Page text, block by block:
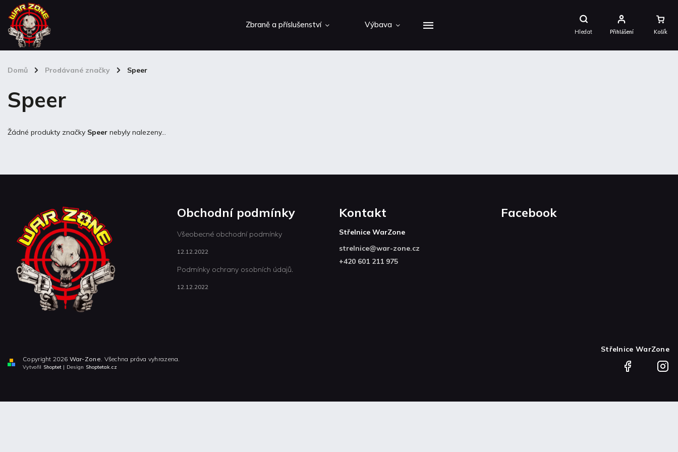
Hledat
Nákupní
Košík
Přihlášení
Zbraně a příslušenství Výbava
Domů / Prodávané značky / Speer
Speer
Žádné produkty značky Speer nebyly nalezeny...
Obchodní podmínky
Všeobecné obchodní podmínky
12.12.2022
Podmínky ochrany osobních údajů.
12.12.2022
Kontakt
Střelnice WarZone
strelnice@war-zone.cz
+420 601 211 975
Facebook
Copyright 2026 War-Zone. Všechna práva vyhrazena.
Vytvořil Shoptet| Design Shoptetak.cz
Střelnice WarZone
Facebook